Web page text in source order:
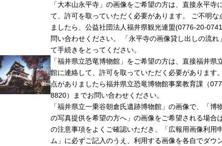
「大本山永平寺」の画像をご希望の方は、直接永平寺
て、許可を取っていただく必要があります。 ご不明な
ましたら、公益社団法人福井県観光連盟(0776-20-
問い合わせください。 「永平寺の画像貸し出しの流れ
て手続きをとってください。
「福井県立恐竜博物館」をご希望の方は、直接福井県
館に連絡して、許可を取っていただく必要があります
点がありましたら福井県立恐竜博物館事業教育課（
8820）までお問い合わせください。
「福井県立一乗谷朝倉氏遺跡博物館」の画像で、「博
の写真提供を希望の方へ」の画像をご希望される場合
の注意事項をよくご確認いただき、「広報用画像利用
ム」に必ずご記入のうえ、利用する画像を各自でダウ